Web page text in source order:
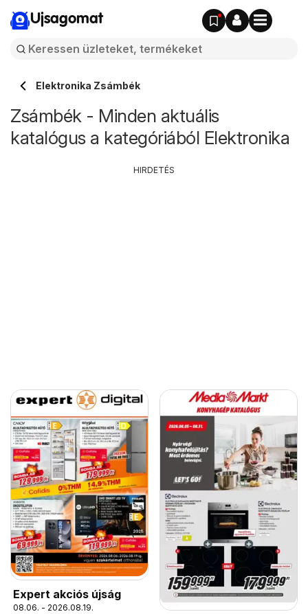
Ujsagomat
Elektronika Zsámbék
Zsámbék - Minden aktuális
katalógus a kategóriából Elektronika
Expert akciós újság
08.06. - 2026.08.19.
HIRDETÉS